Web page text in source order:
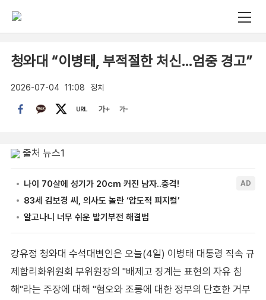
청와대 “이병태, 부적절한 처신…엄중 경고”
2026-07-04 11:08 정치
출처 뉴스1
강유정 청와대 수석대변인은 오늘(4일) 이병태 대통령 직속 규
제합리화위원회 부위원장의 "배제고 징계는 표현의 자유 침
해"라는 주장에 대해 "혐오와 조롱에 대한 정부의 단호한 거부